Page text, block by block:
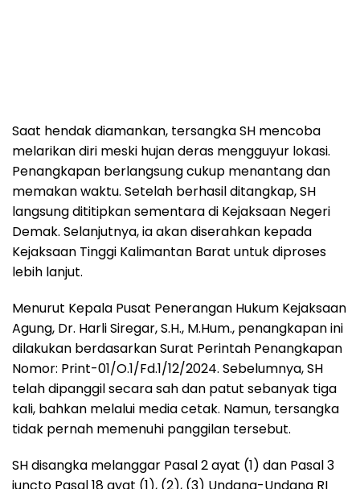
Saat hendak diamankan, tersangka SH mencoba
melarikan diri meski hujan deras mengguyur lokasi.
Penangkapan berlangsung cukup menantang dan
memakan waktu. Setelah berhasil ditangkap, SH
langsung dititipkan sementara di Kejaksaan Negeri
Demak. Selanjutnya, ia akan diserahkan kepada
Kejaksaan Tinggi Kalimantan Barat untuk diproses
lebih lanjut.
Menurut Kepala Pusat Penerangan Hukum Kejaksaan
Agung, Dr. Harli Siregar, S.H., M.Hum., penangkapan ini
dilakukan berdasarkan Surat Perintah Penangkapan
Nomor: Print-01/O.1/Fd.1/12/2024. Sebelumnya, SH
telah dipanggil secara sah dan patut sebanyak tiga
kali, bahkan melalui media cetak. Namun, tersangka
tidak pernah memenuhi panggilan tersebut.
SH disangka melanggar Pasal 2 ayat (1) dan Pasal 3